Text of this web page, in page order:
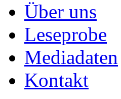
Über uns
Leseprobe
Mediadaten
Kontakt